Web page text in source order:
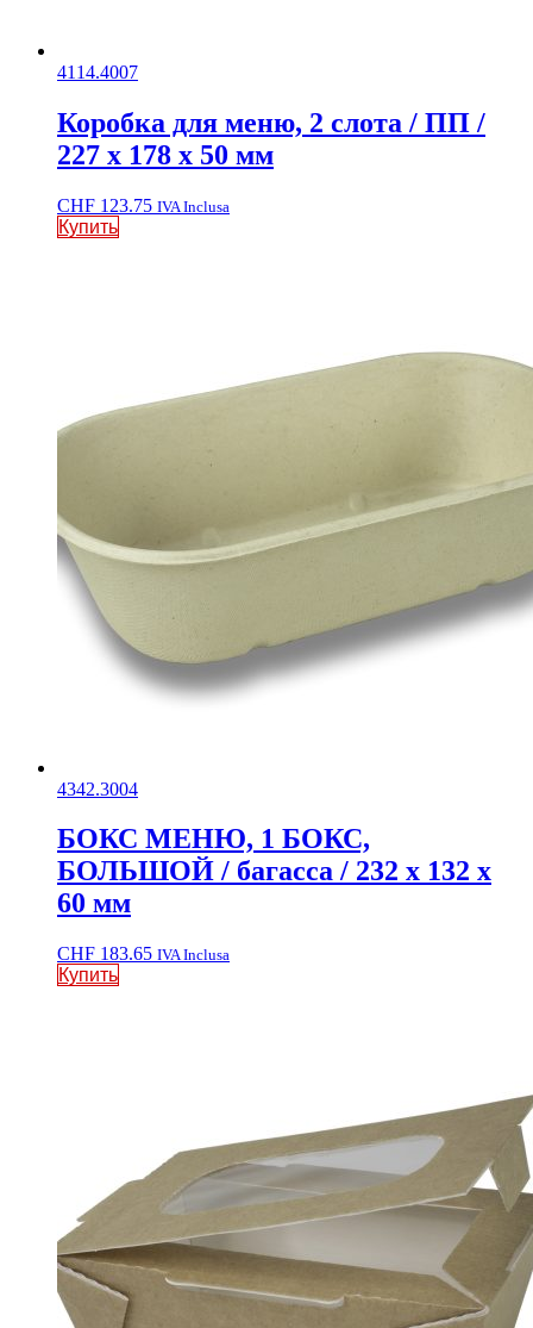
4114.4007
Коробка для меню, 2 слота / ПП /
227 x 178 x 50 мм
CHF 123.75 IVA Inclusa
Купить
4342.3004
БОКС МЕНЮ, 1 БОКС,
БОЛЬШОЙ / багасса / 232 x 132 x
60 мм
CHF 183.65 IVA Inclusa
Купить